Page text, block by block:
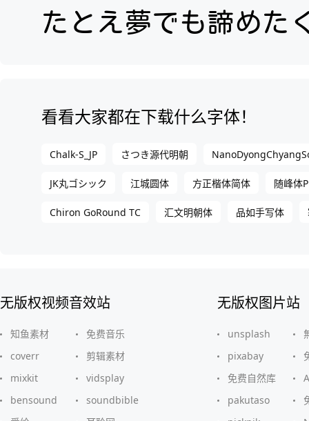
看看大家都在下载什么字体！
Chalk-S_JP さつき源代明朝
JK丸ゴシック 江城圆体 方正楷体简体 随峰体
Chiron GoRound TC 汇文明朝体 品如手写体
无版权视频音效站
知鱼素材
免费音乐
coverr
剪辑素材
mixkit
vidsplay
bensound
soundbible
无版权图片站
unsplash
pixabay
免费自然库
pakutaso